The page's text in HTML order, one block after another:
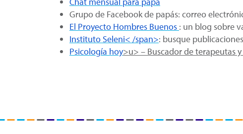
Grupo de Facebook de papás: correo
El Proyecto Hombres Buenos : un blog sobre
Instituto Seleni< /span>: busque
Psicología hoy>u> – Buscador de terapeutas